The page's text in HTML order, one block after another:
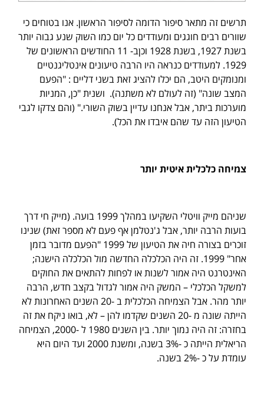
תרשים זה מתאר סיפור הדומה לסיפור הראשון. אנו בטוחים כי
שוורים רבים חוגגים ומעודדים כל יום כמו השוק שנע גבוה יותר
בשנת 1927, בשנת 1928 וכןב- 11 החודשים הראשונים של
1929. למעודדים כנראה היו הרבה טיעונים אינטליגנטיים
ומנומקים היטב, הם יכלו להציג זאת בשני דליים : "הפעם
המצב שונה" (זה לעולם לא משתנה). ושנית "כן, המניות
מוערכות ביתר, אבל אנחנו עדיין בשוק השורי." (והם צדקו לגבי
הטיעון הזה עד שהם איבדו את הכל).
צמיחה כלכלית איטית יותר
שניהם מייק וויטלי השקיעו במהלך 1999 בועה. (מייק חי דרך
בועות הרבה יותר, אבל ג'נטלמן אף פעם לא מספר זאת) שנינו
זוכרים בצורה חיה את הטיעון של 1999 "הפעם מדובר בזמן
אחר" 1999. זה היה הכלכלה החדשה מול הכלכלה הישנה;
האינטרנט היה אמור לשנות או לפחות להתאים את החוקים
למשקל הכלכלי – המשק היה אמור לגדול בקצב חדש, הרבה
יותר מהר. אבל הצמיחה הכלכלית ב -20 השנים האחרונות לא
הייתה שונה מ -20 השנים שקדמו להן – לא, בואו ניקח את זה
בחזרה: זה היה נמוך יותר. בין השנים 1980 ל -2000, הצמיחה
הריאלית הייתה כ -3% בשנה, ומשנת 2000 ועד היום היא
עומדת על כ -2% בשנה.